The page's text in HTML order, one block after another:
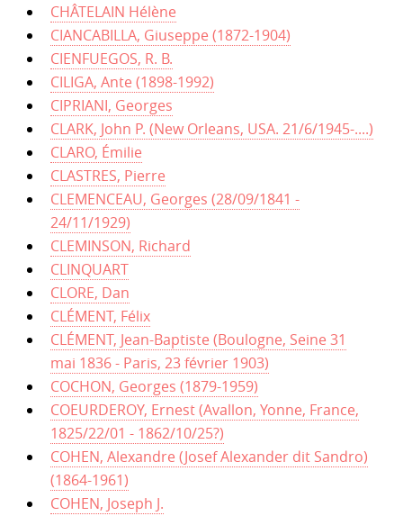
CHÂTELAIN Hélène
CIANCABILLA, Giuseppe (1872-1904)
CIENFUEGOS, R. B.
CILIGA, Ante (1898-1992)
CIPRIANI, Georges
CLARK, John P. (New Orleans, USA. 21/6/1945-....)
CLARO, Émilie
CLASTRES, Pierre
CLEMENCEAU, Georges (28/09/1841 -
24/11/1929)
CLEMINSON, Richard
CLINQUART
CLORE, Dan
CLÉMENT, Félix
CLÉMENT, Jean-Baptiste (Boulogne, Seine 31
mai 1836 - Paris, 23 février 1903)
COCHON, Georges (1879-1959)
COEURDEROY, Ernest (Avallon, Yonne, France,
1825/22/01 - 1862/10/25?)
COHEN, Alexandre (Josef Alexander dit Sandro)
(1864-1961)
COHEN, Joseph J.